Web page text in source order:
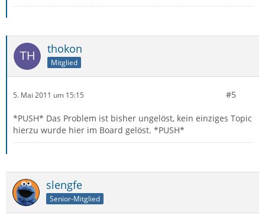
thokon
Mitglied
5. Mai 2011 um 15:15 #5
*PUSH* Das Problem ist bisher ungelöst, kein einziges Topic
hierzu wurde hier im Board gelöst. *PUSH*
slengfe
Senior-Mitglied